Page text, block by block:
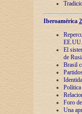
Iberoamérica
EE.UU.
El
de
Brasil
Política
Foro
Una